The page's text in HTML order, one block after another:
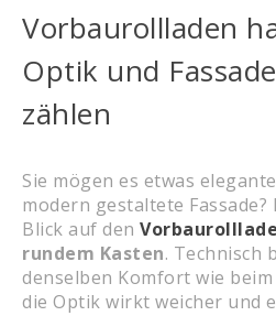
Vorbaurollladen
Optik und
zählen
Sie mögen es etwas
modern gestaltete
Blick auf den
rundem Kasten. Technisch
denselben Komfort wie
die Optik wirkt weicher und